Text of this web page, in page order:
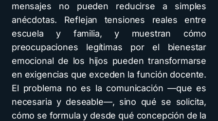
mensajes no pueden reducirse a simples
anécdotas. Reflejan tensiones reales entre
escuela y familia, y muestran cómo
preocupaciones legítimas por el bienestar
emocional de los hijos pueden transformarse
en exigencias que exceden la función docente.
El problema no es la comunicación —que es
necesaria y deseable—, sino qué se solicita,
cómo se formula y desde qué concepción de la